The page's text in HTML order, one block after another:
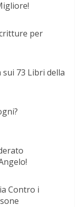
per
sui 73 Libri della
Contro i